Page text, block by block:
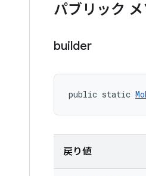
パブリック
builder
public static
戻り値